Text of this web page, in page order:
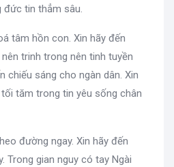
đức tin thẳm sâu.
tâm hồn con. Xin hãy đến
trinh trong nên tinh tuyền
chiếu sáng cho ngàn dân. Xin
tăm trong tin yêu sống chân
đường ngay. Xin hãy đến
Trong gian nguy có tay Ngài